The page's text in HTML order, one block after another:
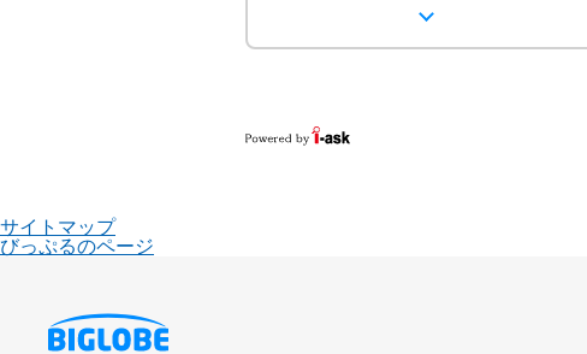
サイトマップ
びっぷるのページ